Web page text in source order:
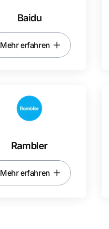
Baidu
Mehr erfahren
Rambler
Mehr erfahren